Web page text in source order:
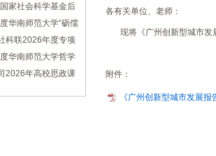
各有关单位、老师：
现将《广州创新型城市发
附件：
《广州创新型城市发展
读物项目的通知
家社会科学基金后
位论文出版、优秀
通知
华南师范大学“砺儒
选题的通知
科联2026年度专项
华南师范大学哲学
作出版资助项目的
2026年高校思政课